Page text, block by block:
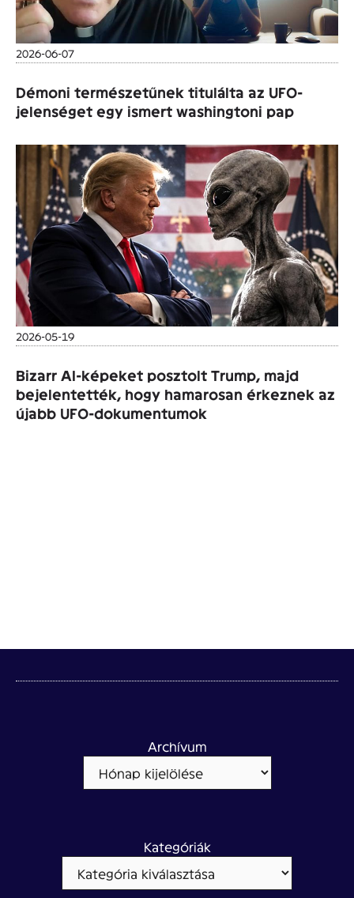
2026-06-07
Démoni természetűnek titulálta az UFO-
jelenséget egy ismert washingtoni pap
2026-05-19
Bizarr AI-képeket posztolt Trump, majd
bejelentették, hogy hamarosan érkeznek az
újabb UFO-dokumentumok
Archívum
Kategóriák